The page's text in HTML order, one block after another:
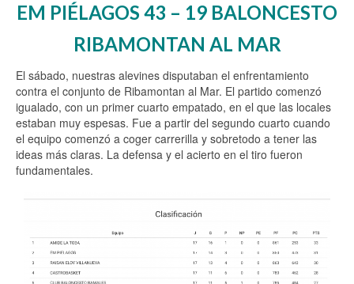
EM PIÉLAGOS 43 – 19 BALONCESTO
RIBAMONTAN AL MAR
El sábado, nuestras alevines disputaban el enfrentamiento
contra el conjunto de Ribamontan al Mar. El partido comenzó
igualado, con un primer cuarto empatado, en el que las locales
estaban muy espesas. Fue a partir del segundo cuarto cuando
el equipo comenzó a coger carrerilla y sobretodo a tener las
ideas más claras. La defensa y el acierto en el tiro fueron
fundamentales.